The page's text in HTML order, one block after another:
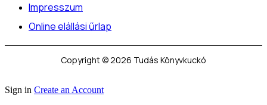
Impresszum
Online elállási űrlap
Copyright © 2026 Tudás Könyvkuckó
Sign in Create an Account